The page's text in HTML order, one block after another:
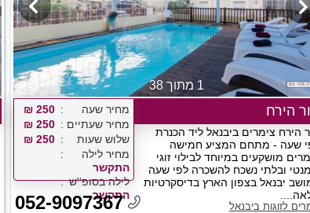
1 מתוך 38
הירח
הירח צימרים ביבנאל ליד הכנרת
שעה - מתחם המציע חמישה
מושקעים במיוחד לבילוי זוגי
ובלתי נשכח להשכרה לפי שעה
יבנאל בצפון הארץ בדיסקרטיות
לזוגות ביבנאל
מחיר שעה
250 ₪
מחיר שעתיים
250 ₪
שלוש שעות
250 ₪
מחיר לילה
התקשר
לילה בסופ''ש
התקשר
052-9097367